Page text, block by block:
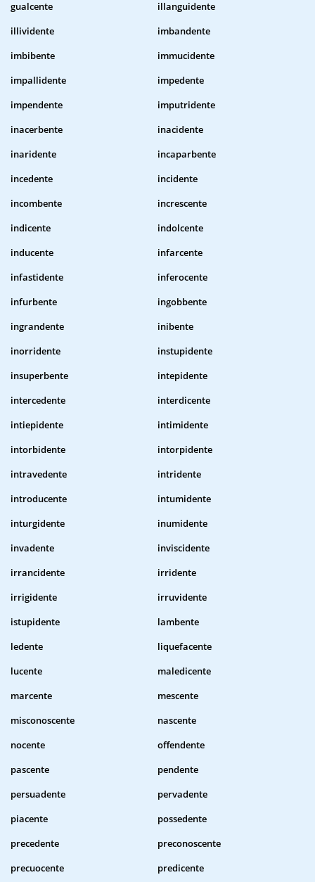
gualcente
illanguidente
illividente
imbandente
imbibente
immucidente
impallidente
impedente
impendente
imputridente
inacerbente
inacidente
inaridente
incaparbente
incedente
incidente
incombente
increscente
indicente
indolcente
inducente
infarcente
infastidente
inferocente
infurbente
ingobbente
ingrandente
inibente
inorridente
instupidente
insuperbente
intepidente
intercedente
interdicente
intiepidente
intimidente
intorbidente
intorpidente
intravedente
intridente
introducente
intumidente
inturgidente
inumidente
invadente
inviscidente
irrancidente
irridente
irrigidente
irruvidente
istupidente
lambente
ledente
liquefacente
lucente
maledicente
marcente
mescente
misconoscente
nascente
nocente
offendente
pascente
pendente
persuadente
pervadente
piacente
possedente
precedente
preconoscente
precuocente
predicente